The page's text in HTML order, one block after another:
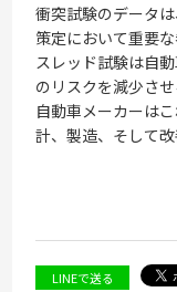
衝突試験のデータ
策定において重要
スレッド試験は自
のリスクを減少さ
自動車メーカーは
計、製造、そして改
LINEで送る